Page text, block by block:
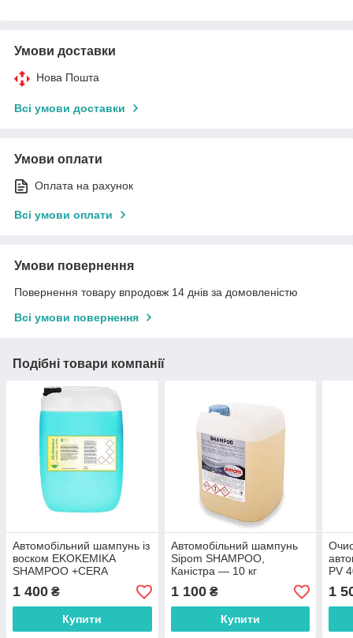
Умови доставки
Нова Пошта
Всі умови доставки
Умови оплати
Оплата на рахунок
Всі умови оплати
Умови повернення
Повернення товару впродовж 14 днів за домовленістю
Всі умови повернення
Подібні товари компанії
Автомобільний шампунь із
воском EKOKEMIKA
SHAMPOO +CERA
AZZURRO, Каністра — 10
кг
1 400 ₴
Купити
Автомобільний шампунь
Sipom SHAMPOO,
Каністра — 10 кг
1 100₴
Купити
PV
1